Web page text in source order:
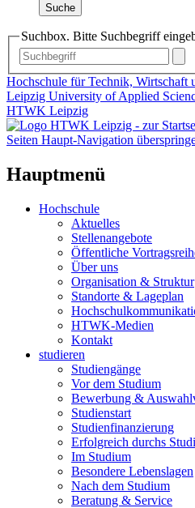
Suche
Suchbox. Bitte Suchbegriff
Hochschule für Technik, Wirtschaft
Leipzig University of Applied
HTWK Leipzig
Seiten Haupt-Navigation
Hauptmenü
Hochschule
Aktuelles
Stellenangebote
Öffentliche
Über uns
Organisation & Struktur
Standorte & Lageplan
HTWK-Medien
Kontakt
studieren
Studiengänge
Vor dem Studium
Bewerbung &
Studienstart
Studienfinanzierung
Erfolgreich durchs
Im Studium
Besondere Lebenslagen
Nach dem Studium
Beratung & Service